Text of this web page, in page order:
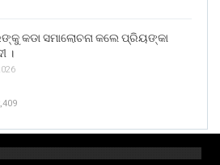
କଡା ସମାଲୋଚନା କଲେ ପ୍ରିୟଙ୍କା
।